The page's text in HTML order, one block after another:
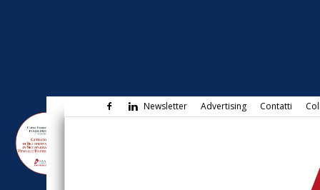
Newsletter Advertising Contatti